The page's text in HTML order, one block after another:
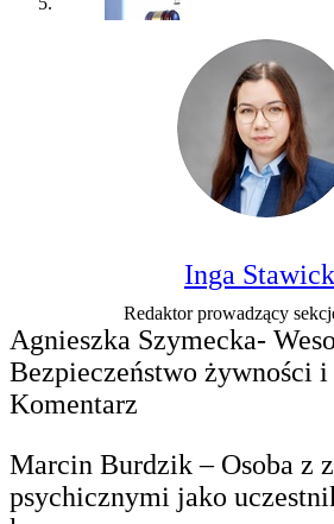
Inga
Redaktor prowadzący
Agnieszka Szymecka-
Bezpieczeństwo żywności
Komentarz
Marcin Burdzik – Osoba z
psychicznymi jako